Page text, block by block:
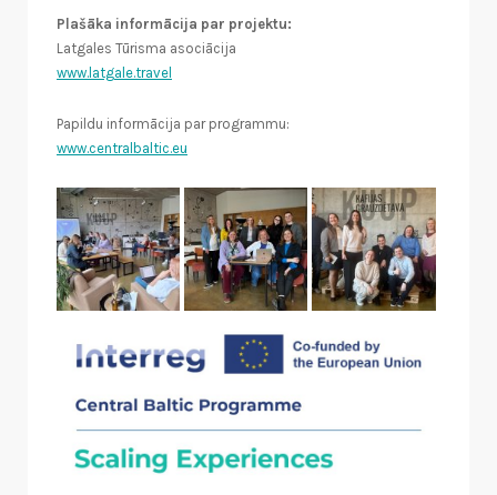
Plašāka informācija par projektu:
Latgales Tūrisma asociācija
www.latgale.travel
Papildu informācija par programmu:
www.centralbaltic.eu